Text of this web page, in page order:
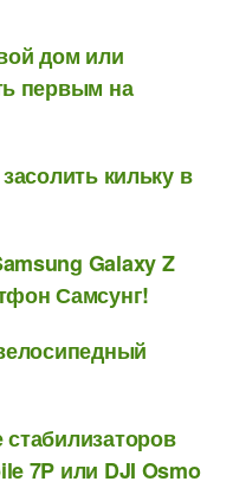
дом или
первым на
кильку в
Galaxy Z
Самсунг!
7P или DJI Osmo